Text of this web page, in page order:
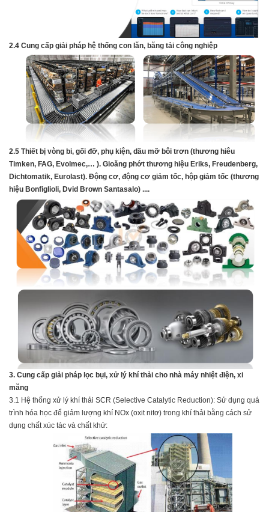
2.4 Cung cấp giải pháp hệ thống con lăn, băng tải công nghiệp
2.5 Thiết bị vòng bi, gối đỡ, phụ kiện, dầu mỡ bôi trơn (thương hiêu
Timken, FAG, Evolmec,… ). Gioăng phớt thương hiệu Eriks, Freudenberg,
Dichtomatik, Eurolast). Động cơ, động cơ giảm tốc, hộp giảm tốc (thương
hiệu Bonfiglioli, Dvid Brown Santasalo) ....
3. Cung cấp giải pháp lọc bụi, xử lý khí thải cho nhà máy nhiệt điện, xi
măng
3.1 Hệ thống xử lý khí thải SCR (Selective Catalytic Reduction): Sử dụng quá
trình hóa học để giảm lượng khí NOx (oxit nitơ) trong khí thải bằng cách sử
dụng chất xúc tác và chất khử: